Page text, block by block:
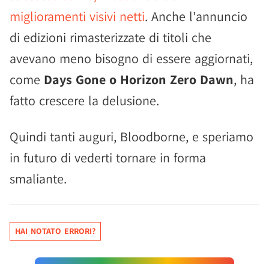
miglioramenti visivi netti. Anche l'annuncio
di edizioni rimasterizzate di titoli che
avevano meno bisogno di essere aggiornati,
come Days Gone o Horizon Zero Dawn, ha
fatto crescere la delusione.
Quindi tanti auguri, Bloodborne, e speriamo
in futuro di vederti tornare in forma
smaliante.
HAI NOTATO ERRORI?